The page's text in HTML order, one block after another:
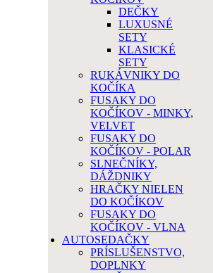
DEČKY
LUXUSNÉ
SETY
KLASICKÉ
SETY
RUKÁVNIKY DO
KOČÍKA
FUSAKY DO
KOČÍKOV - MINKY,
VELVET
FUSAKY DO
KOČÍKOV - POLAR
SLNEČNÍKY,
DÁŽDNIKY
HRAČKY NIELEN
DO KOČÍKOV
FUSAKY DO
KOČÍKOV - VLNA
AUTOSEDAČKY
PRÍSLUŠENSTVO,
DOPLNKY